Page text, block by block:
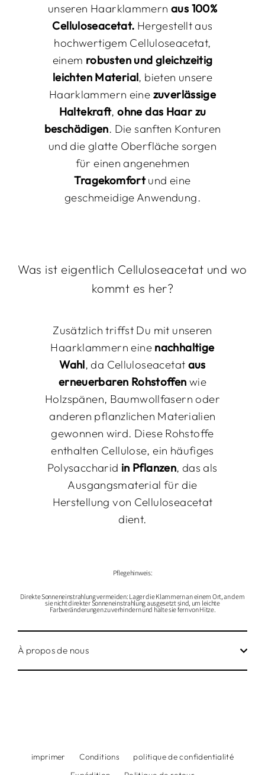
unseren Haarklammern aus 100%
Celluloseacetat. Hergestellt aus
hochwertigem Celluloseacetat,
einem robusten und gleichzeitig
leichten Material, bieten unsere
Haarklammern eine zuverlässige
Haltekraft,ohne das Haar zu
beschädigen. Die sanften Konturen
und die glatte Oberfläche sorgen
für einen angenehmen
Tragekomfortund eine
geschmeidige Anwendung.
Was ist eigentlich Celluloseacetat und wo
kommt es her?
Zusätzlich triffst Du mit unseren
Haarklammern eine nachhaltige
Wahl, da Celluloseacetat aus
erneuerbaren Rohstoffen wie
Holzspänen, Baumwollfasern oder
anderen pflanzlichen Materialien
gewonnen wird. Diese Rohstoffe
enthalten Cellulose, ein häufiges
Polysaccharid in Pflanzen, das als
Ausgangsmaterial für die
Herstellung von Celluloseacetat
dient.
Pflegehinweis:
Direkte Sonneneinstrahlung vermeiden: Lager die Klammern an einem Ort, an dem
sie nicht direkter Sonneneinstrahlung ausgesetzt sind, um leichte
Farbveränderungen zu verhindern und halte sie fern von Hitze.
À propos de nous
imprimer Conditions
politique de confidentialité